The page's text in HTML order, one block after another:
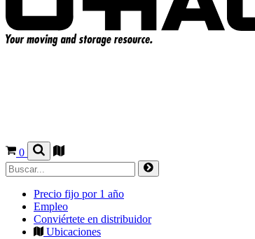
0
Precio fijo por 1 año
Empleo
Conviértete en distribuidor
Ubicaciones